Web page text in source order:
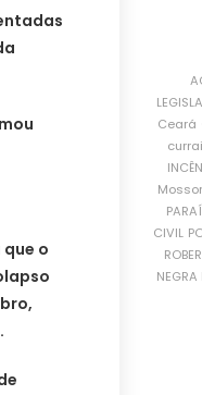
o
Ceará
CIVIL
NEGRA